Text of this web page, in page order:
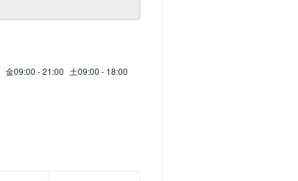
金09:00 - 21:00 土09:00 - 18:00